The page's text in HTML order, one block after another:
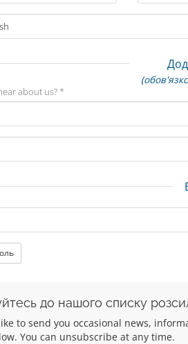
about us? *
до нашого списку
to send you occasional news,
You can unsubscribe at any time.